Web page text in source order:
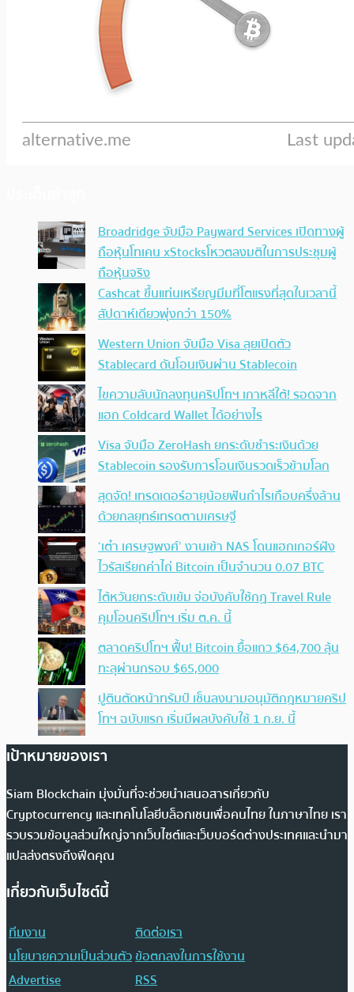
Broadridge จับมือ Payward Services เปิดทางผู้
ถือหุ้นโทเคน xStocksโหวตลงมติในการประชุมผู้
ถือหุ้นจริง
Cashcat ขึ้นแท่นเหรียญมีมที่โตแรงที่สุดในเวลานี้
สัปดาห์เดียวพุ่งกว่า 150%
Western Union จับมือ Visa ลุยเปิดตัว
Stablecard ดันโอนเงินผ่าน Stablecoin
ไขความลับนักลงทุนคริปโทฯ เกาหลีใต้! รอดจาก
แฮก Coldcard Wallet ได้อย่างไร
Visa จับมือ ZeroHash ยกระดับชำระเงินด้วย
Stablecoin รองรับการโอนเงินรวดเร็วข้ามโลก
สุดจัด! เทรดเดอร์อายุน้อยฟันกำไรเกือบครึ่งล้าน
ด้วยกลยุทธ์เทรดตามเศรษฐี
‘เต๋า เศรษฐพงศ์’ งานเข้า NAS โดนแฮกเกอร์ฝัง
ไวรัสเรียกค่าไถ่ Bitcoin เป็นจำนวน 0.07 BTC
ไต้หวันยกระดับเข้ม จ่อบังคับใช้กฏ Travel Rule
คุมโอนคริปโทฯ เริ่ม ต.ค. นี้
ตลาดคริปโทฯ ฟื้น! Bitcoin ยื้อแถว $64,700 ลุ้น
ทะลุผ่านกรอบ $65,000
ปูตินตัดหน้าทรัมป์ เซ็นลงนามอนุมัติกฎหมายคริป
โทฯ ฉบับแรก เริ่มมีผลบังคับใช้ 1 ก.ย. นี้
เป้าหมายของเรา
Siam Blockchain มุ่งมั่นที่จะช่วยนำเสนอสารเกี่ยวกับ
Cryptocurrency และเทคโนโลยีบล็อกเชนเพื่อคนไทย ในภาษาไทย เรา
รวบรวมข้อมูลส่วนใหญ่จากเว็บไซต์และเว็บบอร์ดต่างประเทศและนำมา
แปลส่งตรงถึงฟีดคุณ
เกี่ยวกับเว็บไซต์นี้
ทีมงาน
ติดต่อเรา
นโยบายความเป็นส่วนตัวข้อตกลงในการใช้งาน
Advertise
RSS